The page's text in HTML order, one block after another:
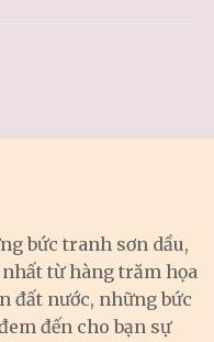
bức tranh sơn dầu,
từ hàng trăm họa
đất nước, những bức
đến cho bạn sự